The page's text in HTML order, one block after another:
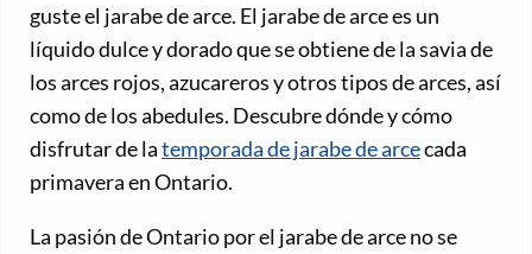
guste el jarabe de arce. El jarabe de arce es un
líquido dulce y dorado que se obtiene de la savia de
los arces rojos, azucareros y otros tipos de arces, así
como de los abedules. Descubre dónde y cómo
disfrutar de latemporada de jarabe de arcecada
primavera en Ontario.
La pasión de Ontario por el jarabe de arce no se